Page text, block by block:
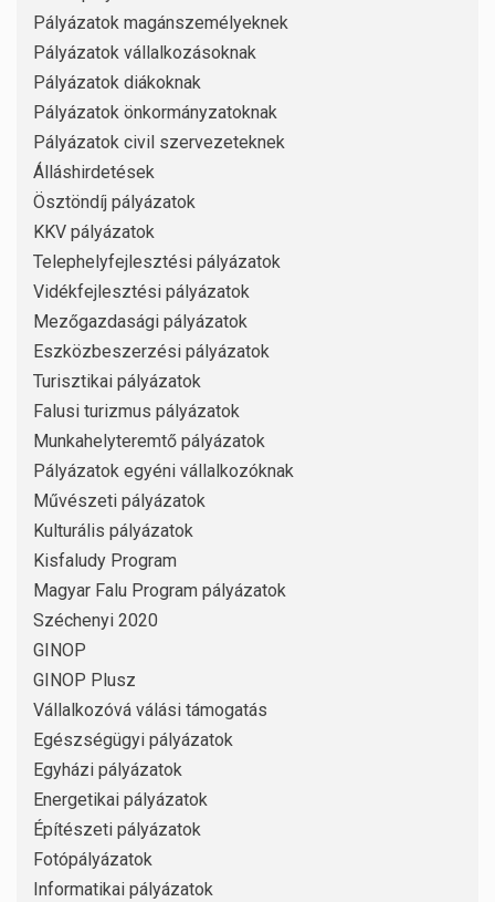
Pályázatok magánszemélyeknek
Pályázatok vállalkozásoknak
Pályázatok diákoknak
Pályázatok önkormányzatoknak
Pályázatok civil szervezeteknek
Álláshirdetések
Ösztöndíj pályázatok
KKV pályázatok
Telephelyfejlesztési pályázatok
Vidékfejlesztési pályázatok
Mezőgazdasági pályázatok
Eszközbeszerzési pályázatok
Turisztikai pályázatok
Falusi turizmus pályázatok
Munkahelyteremtő pályázatok
Pályázatok egyéni vállalkozóknak
Művészeti pályázatok
Kulturális pályázatok
Kisfaludy Program
Magyar Falu Program pályázatok
Széchenyi 2020
GINOP
GINOP Plusz
Vállalkozóvá válási támogatás
Egészségügyi pályázatok
Egyházi pályázatok
Energetikai pályázatok
Építészeti pályázatok
Fotópályázatok
Informatikai pályázatok